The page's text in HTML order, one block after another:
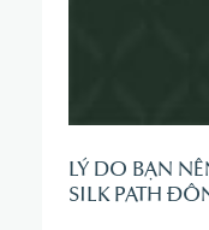
LÝ DO BẠN
SILK PATH